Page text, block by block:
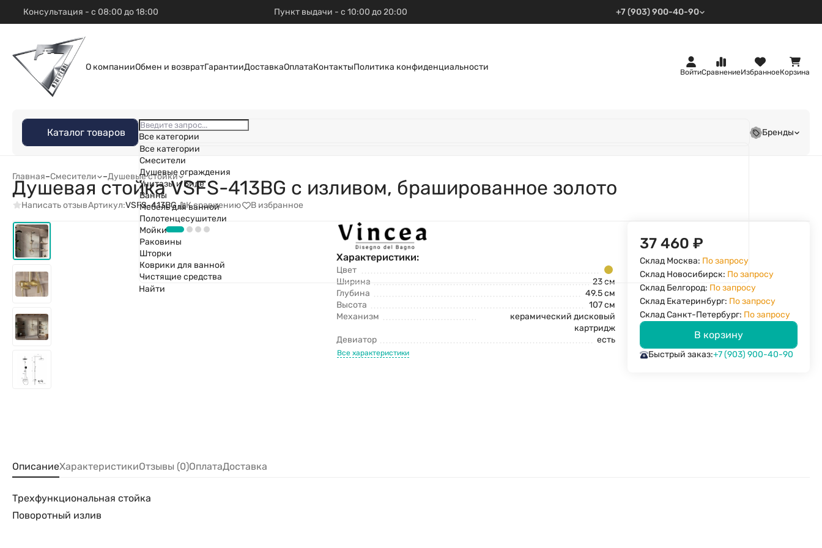
Консультация - с 08:00 до 18:00 Пункт выдачи - с 10:00 до 20:00 +7 (903) 900-40-90
О компанииОбмен и возвратГарантииДоставкаОплатаКонтактыПолитика конфиденциальности
ВойтиСравнениеИзбранноеКорзина
Каталог товаров
Все категории
Все категории
Смесители
Душевые ограждения
Унитазы и Биде
Ванны
Мебель для ванной
Полотенцесушители
Мойки
Раковины
Шторки
Коврики для ванной
Чистящие средства
Найти
Бренды
Главная–Смесители –Душевые стойки
Душевая стойка VSFS-413BG с изливом, брашированное золото
Написать отзывАртикул:VSFS-413BG К сравнению В избранное
Характеристики:
Цвет
Ширина
23 см
Глубина
49.5 см
Высота
107 см
Механизм
керамический дисковый
картридж
Девиатор
есть
Все характеристики
37 460₽
Склад Москва: По запросу
Склад Новосибирск: По запросу
Склад Белгород: По запросу
Склад Екатеринбург: По запросу
Склад Санкт-Петербург: По запросу
В корзину
Быстрый заказ:+7 (903) 900-40-90
ОписаниеХарактеристикиОтзывы (0)ОплатаДоставка
Трехфункциональная стойка
Поворотный излив